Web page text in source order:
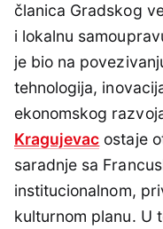
članica Gradskog
i lokalnu
je bio na
tehnologija,
ekonomskog
Kragujevac ostaje
saradnje sa
institucionalnom,
kulturnom planu. U